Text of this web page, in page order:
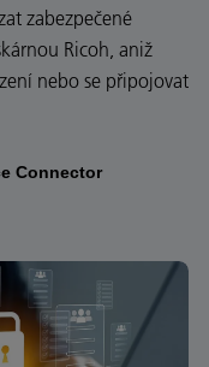
zabezpečené
Ricoh, aniž
nebo se připojovat
Connector